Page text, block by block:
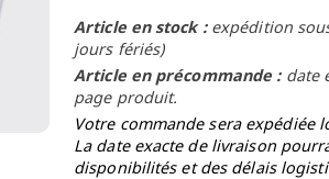
Article en stock : expédition
jours fériés)
Article en précommande : date
page produit.
Votre commande sera expédiée
La date exacte de livraison
disponibilités et des délais